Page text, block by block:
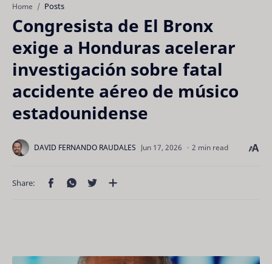
Home Posts
Congresista de El Bronx
exige a Honduras acelerar
investigación sobre fatal
accidente aéreo de músico
estadounidense
2 min read